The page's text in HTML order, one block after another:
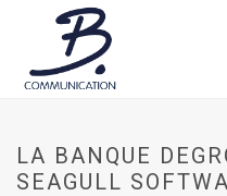
LA BANQUE
SEAGULL